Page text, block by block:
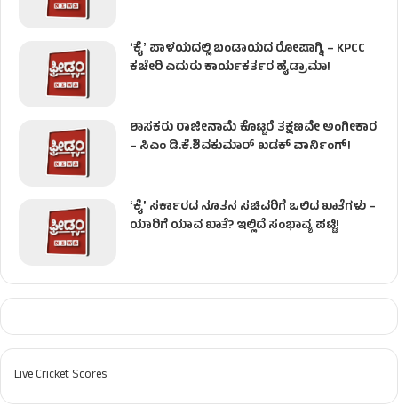
ʻಕೈʼ​ ಪಾಳಯದಲ್ಲಿ ಬಂಡಾಯದ ರೋಷಾಗ್ನಿ – KPCC
ಕಚೇರಿ ಎದುರು ಕಾರ್ಯಕರ್ತರ ಹೈಡ್ರಾಮಾ!
ಶಾಸಕರು ರಾಜೀನಾಮೆ ಕೊಟ್ಟರೆ ತಕ್ಷಣವೇ ಅಂಗೀಕಾರ
– ಸಿಎಂ ಡಿ.ಕೆ.ಶಿವಕುಮಾರ್ ಖಡಕ್ ವಾರ್ನಿಂಗ್!
ʻಕೈʼ ಸರ್ಕಾರದ ನೂತನ ಸಚಿವರಿಗೆ ಒಲಿದ ಖಾತೆಗಳು –
ಯಾರಿಗೆ ಯಾವ ಖಾತೆ? ಇಲ್ಲಿದೆ ಸಂಭಾವ್ಯ ಪಟ್ಟಿ!
Live Cricket Scores